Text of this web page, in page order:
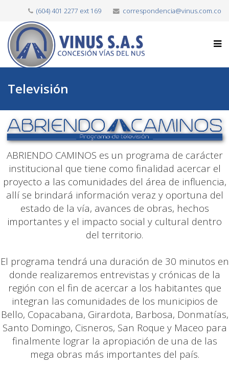
(604) 401 2277 ext 169 correspondencia@vinus.com.co
Televisión
ABRIENDO CAMINOS es un programa de carácter
institucional que tiene como finalidad acercar el
proyecto a las comunidades del área de influencia,
allí se brindará información veraz y oportuna del
estado de la vía, avances de obras, hechos
importantes y el impacto social y cultural dentro
del territorio.
El programa tendrá una duración de 30 minutos en
donde realizaremos entrevistas y crónicas de la
región con el fin de acercar a los habitantes que
integran las comunidades de los municipios de
Bello, Copacabana, Girardota, Barbosa, Donmatías,
Santo Domingo, Cisneros, San Roque y Maceo para
finalmente lograr la apropiación de una de las
mega obras más importantes del país.